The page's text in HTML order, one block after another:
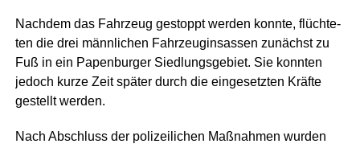
Nach­dem das Fahr­zeug gestoppt wer­den konn­te, flüch­te­
ten die drei männ­li­chen Fahr­zeug­insas­sen zunächst zu
Fuß in ein Papen­bur­ger Sied­lungs­ge­biet. Sie konn­ten
jedoch kur­ze Zeit spä­ter durch die ein­ge­setz­ten Kräf­te
gestellt werden.
Nach Abschluss der poli­zei­li­chen Maß­nah­men wur­den